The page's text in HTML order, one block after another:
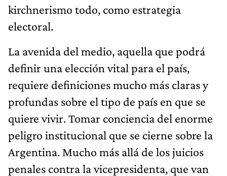
kirchnerismo todo, como estrategia
electoral.
La avenida del medio, aquella que podrá
definir una elección vital para el país,
requiere definiciones mucho más claras y
profundas sobre el tipo de país en que se
quiere vivir. Tomar conciencia del enorme
peligro institucional que se cierne sobre la
Argentina. Mucho más allá de los juicios
penales contra la vicepresidenta, que van